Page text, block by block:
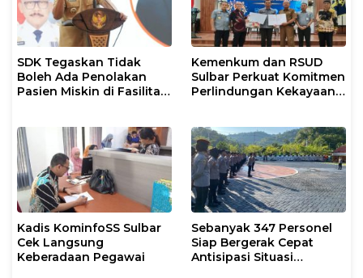
SDK Tegaskan Tidak
Boleh Ada Penolakan
Pasien Miskin di Fasilitas
Kemenkum dan RSUD
Sulbar Perkuat Komitmen
Perlindungan Kekayaan
Kadis KominfoSS Sulbar
Cek Langsung
Keberadaan Pegawai
Sebanyak 347 Personel
Siap Bergerak Cepat
Antisipasi Situasi